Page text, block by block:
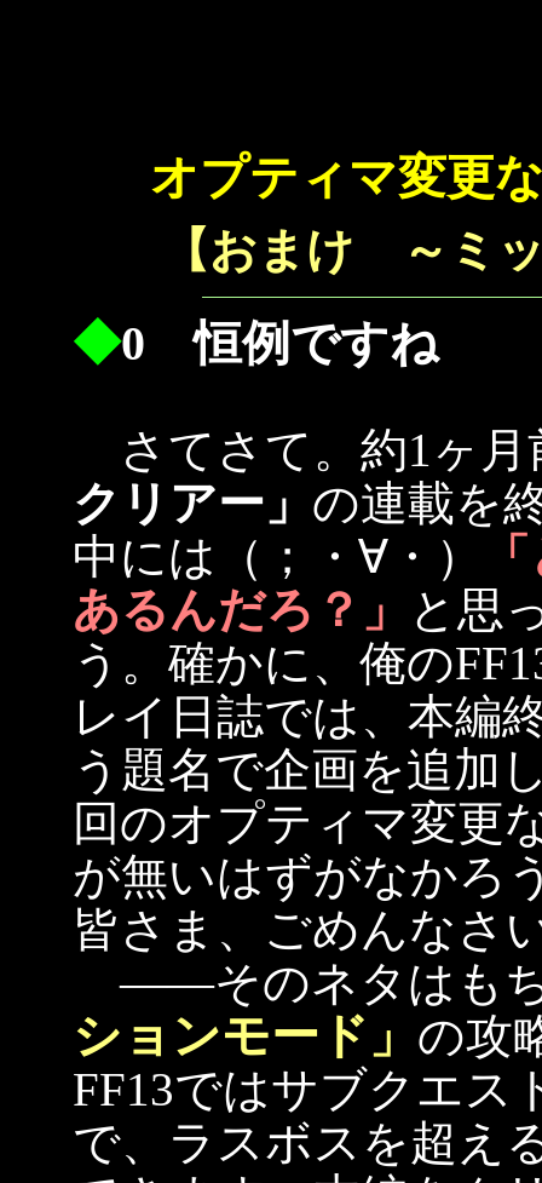
オプティマ変更
【おまけ ～ミ
◆0 恒例ですね
さてさて。約1ヶ月
クリアー」 の連載を
中には（；・∀・）
あるんだろ？」
と思
う。確かに、俺の
レイ日誌では、本編
う題名で企画を追加
回のオプティマ変更
が無いはずがなかろ
皆さま、ごめんなさ
――そのネタはもち
ションモード」 の攻
FF13ではサブクエス
で、ラスボスを超え